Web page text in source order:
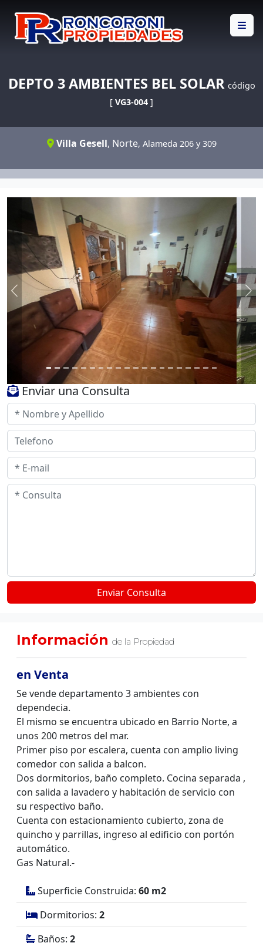
DEPTO 3 AMBIENTES BEL SOLAR código
[ VG3-004 ]
Villa Gesell, Norte, Alameda 206 y 309
Previous
Enviar una Consulta
Información de la Propiedad
en Venta
Se vende departamento 3 ambientes con
dependecia.
El mismo se encuentra ubicado en Barrio Norte, a
unos 200 metros del mar.
Primer piso por escalera, cuenta con amplio living
comedor con salida a balcon.
Dos dormitorios, baño completo. Cocina separada ,
con salida a lavadero y habitación de servicio con
su respectivo baño.
Cuenta con estacionamiento cubierto, zona de
quincho y parrillas, ingreso al edificio con portón
automático.
Gas Natural.-
Superficie Construida: 60 m2
Dormitorios: 2
Baños: 2